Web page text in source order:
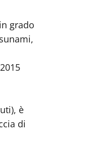
grado
è
di